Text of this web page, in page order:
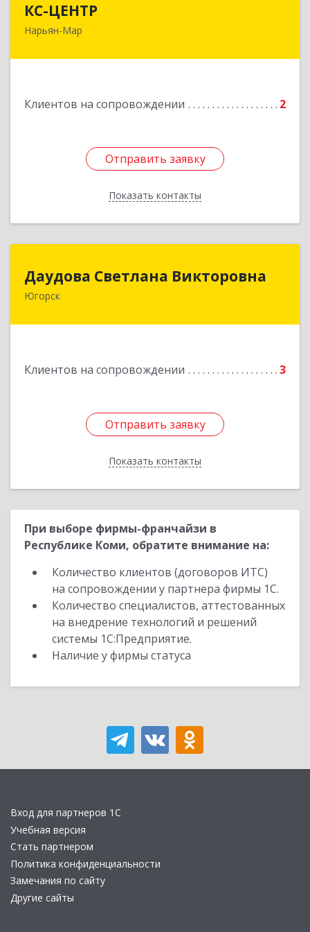
КС-ЦЕНТР
Нарьян-Мар
Клиентов на сопровождении 2
Отправить заявку
Показать контакты
Отправить заявку
Назад
Даудова Светлана Викторовна
Югорск
Клиентов на сопровождении 3
Отправить заявку
Показать контакты
Отправить заявку
Назад
При выборе фирмы-франчайзи в
Республике Коми, обратите внимание на:
Количество клиентов (договоров ИТС)
на сопровождении у партнера фирмы 1С.
Количество специалистов, аттестованных
на внедрение технологий и решений
системы 1С:Предприятие.
Наличие у фирмы статуса
Вход для партнеров 1С
Учебная версия
Стать партнером
Политика конфиденциальности
Замечания по сайту
Другие сайты